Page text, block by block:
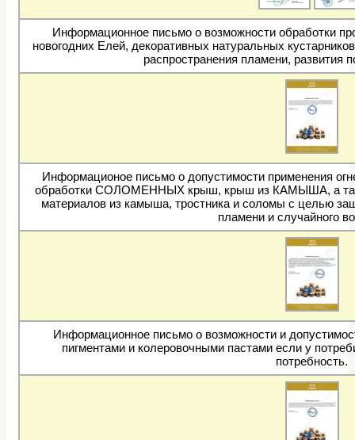
Информационное письмо о возможности обработки
новогодних Елей, декоративных натуральных
распространения пламени, развития
Информационое письмо о допустимости применения
обработки СОЛОМЕННЫХ крыш, крыш из КАМЫША, а так
материалов из камыша, тростника и соломы с целью
пламени и случайного
Информационное письмо о возможности и
пигментами и колеровочными пастами если у
потребность.